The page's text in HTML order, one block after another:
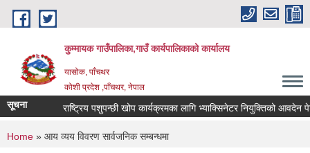
Skip to main content
कुम्मायक गाउँपालिका,गाउँ कार्यपालिकाको कार्यालय
यासोक, पाँचथर
कोशी प्रदेश ,पाँचथर, नेपाल
सूचना राष्ट्रिय पशुपन्छी खोप कार्यक्रमका लागि भ्याक्सिनेटर नियुक्तिको आवदेन
You are here
Home » आय व्यय विवरण सार्वजनिक सम्बन्धमा